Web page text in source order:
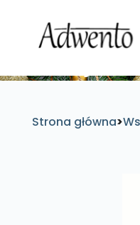
Strona główna>